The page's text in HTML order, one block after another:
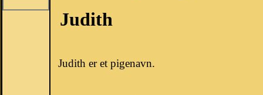
Judith
Judith er et pigenavn.